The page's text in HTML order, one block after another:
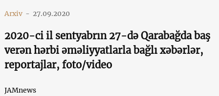
Arxiv - 27.09.2020
2020-ci il sentyabrın 27-də Qarabağda baş
verən hərbi əməliyyatlarla bağlı xəbərlər,
reportajlar, foto/video
JAMnews